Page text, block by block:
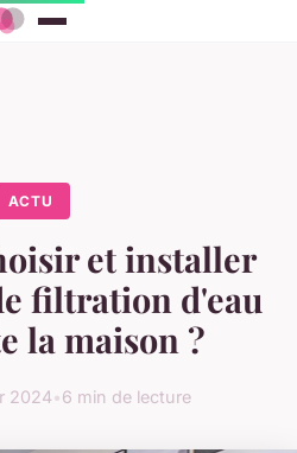
ACTU
et installer
filtration d'eau
la maison ?
2024•6 min de lecture